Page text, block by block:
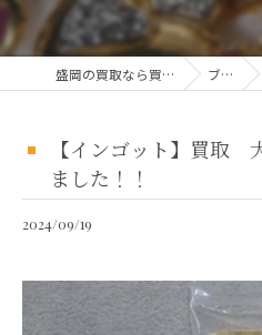
盛岡の買取なら買取大吉 盛岡店 ブログ
【インゴット】買取
ました！！
2024/09/19